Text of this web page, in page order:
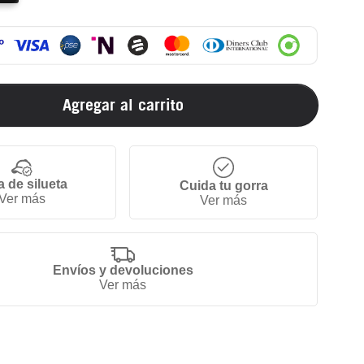
Agregar al carrito
de silueta
más
Cuida tu gorra
Ver más
Envíos y devoluciones
Ver más